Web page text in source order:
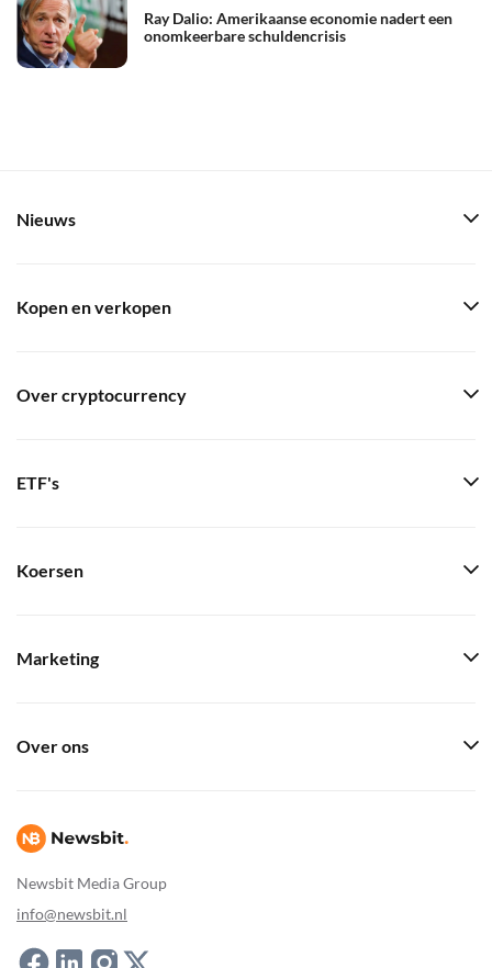
Ray Dalio: Amerikaanse economie nadert een
onomkeerbare schuldencrisis
Newsbit Media Group
info@newsbit.nl
Nieuws
Kopen en verkopen
Over cryptocurrency
ETF's
Koersen
Marketing
Over ons